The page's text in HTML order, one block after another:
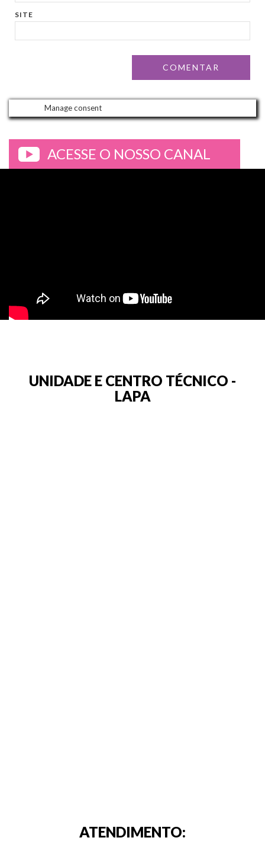
SITE
Manage consent
ACESSE O NOSSO CANAL
UNIDADE E CENTRO TÉCNICO -
LAPA
ATENDIMENTO: